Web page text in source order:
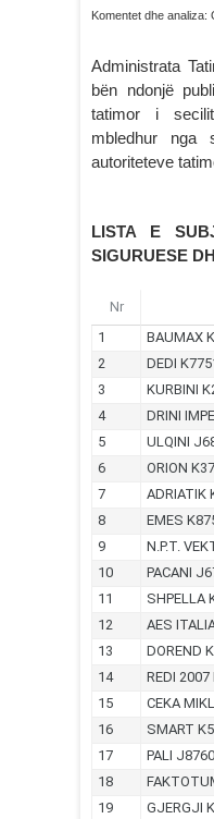
Komentet dhe analiza:
Administrata
bën ndonjë
tatimor i
mbledhur nga
autoriteteve
LISTA E
SIGURUESE